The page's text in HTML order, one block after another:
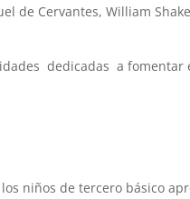
de Cervantes, William
dedicadas a fomentar
niños de tercero básico